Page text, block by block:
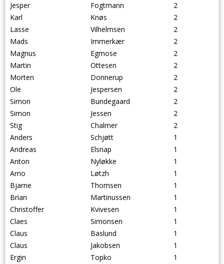
Jesper
Fogtmann
2
Karl
Knøs
2
Lasse
Vilhelmsen
2
Mads
Immerkær
2
Magnus
Egmose
2
Martin
Ottesen
2
Morten
Donnerup
2
Ole
Jespersen
2
Simon
Bundegaard
2
Simon
Jessen
2
Stig
Chalmer
2
Anders
Schjøtt
1
Andreas
Elsnap
1
Anton
Nyløkke
1
Arno
Løtzh
1
Bjarne
Thomsen
1
Brian
Martinussen
1
Christoffer
Kvivesen
1
Claes
Simonsen
1
Claus
Baslund
1
Claus
Jakobsen
1
Ergin
Topko
1